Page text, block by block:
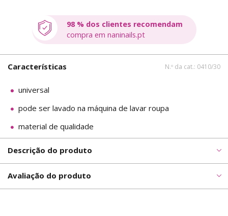
98 % dos clientes recomendam
compra em naninails.pt
Características N.º da cat.: 0410/30
universal
pode ser lavado na máquina de lavar roupa
material de qualidade
Descrição do produto
Avaliação do produto